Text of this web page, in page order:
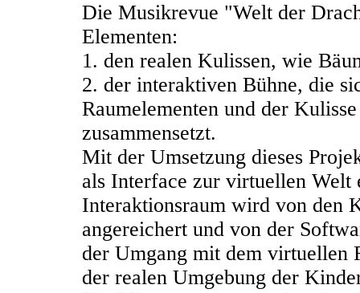
Die Musikrevue "Welt der
Elementen:
1. den realen Kulissen, wie
2. der interaktiven Bühne, die
Raumelementen und der
zusammensetzt.
Mit der Umsetzung dieses
als Interface zur virtuellen Welt
Interaktionsraum wird von den
angereichert und von der
der Umgang mit dem virtuellen
der realen Umgebung der